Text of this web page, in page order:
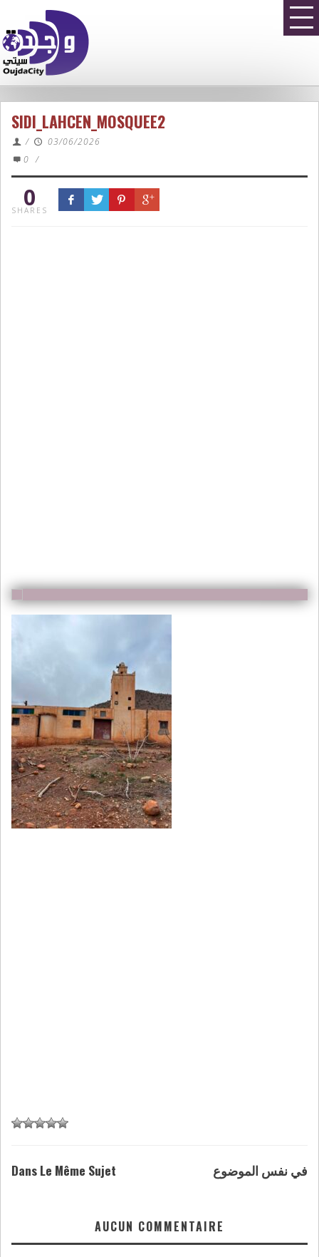
SIDI_LAHCEN_MOSQUEE2
/
03/06/2026
0 /
0
SHARES
Dans Le Même Sujet في نفس الموضوع
AUCUN COMMENTAIRE